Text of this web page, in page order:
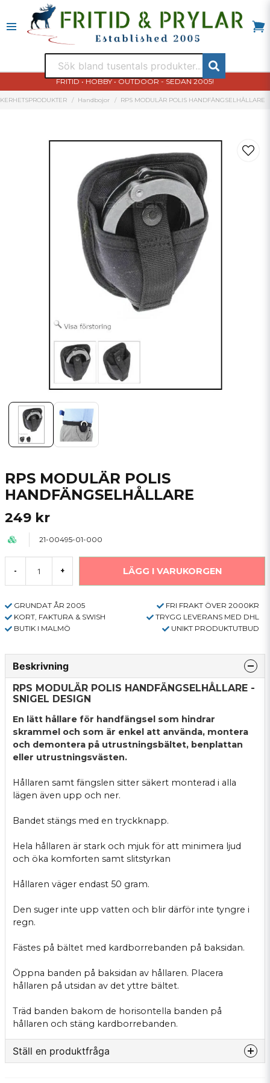
FRITID • HOBBY • OUTDOOR - SEDAN 2005!
Handbojor RPS MODULÄR POLIS HANDFÄNGSELHÅLLARE
RPS MODULÄR POLIS
HANDFÄNGSELHÅLLARE
249 kr
21-00495-01-000
- + LÄGG I VARUKORGEN
GRUNDAT ÅR 2005
FRI FRAKT ÖVER 2000KR
KORT, FAKTURA & SWISH
TRYGG LEVERANS MED DHL
BUTIK I MALMÖ
UNIKT PRODUKTUTBUD
Beskrivning
RPS MODULÄR POLIS HANDFÄNGSELHÅLLARE -
SNIGEL DESIGN
En lätt hållare för handfängsel som hindrar
skrammel och som är enkel att använda, montera
och demontera på utrustningsbältet, benplattan
eller utrustningsvästen.
Hållaren samt fängslen sitter säkert monterad i alla
lägen även upp och ner.
Bandet stängs med en tryckknapp.
Hela hållaren är stark och mjuk för att minimera ljud
och öka komforten samt slitstyrkan
Hållaren väger endast 50 gram.
Den suger inte upp vatten och blir därför inte tyngre i
regn.
Fästes på bältet med kardborrebanden på baksidan.
Öppna banden på baksidan av hållaren. Placera
hållaren på utsidan av det yttre bältet.
Träd banden bakom de horisontella banden på
hållaren och stäng kardborrebanden.
Ställ en produktfråga